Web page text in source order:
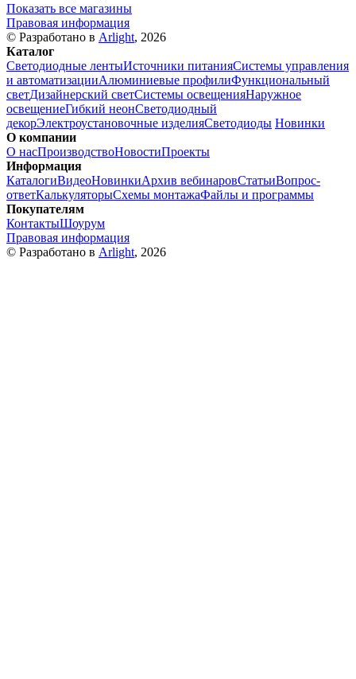
Показать все магазины
Правовая информация
© Разработано в Arlight, 2026
Каталог
Светодиодные лентыИсточники питанияСистемы управления
и автоматизацииАлюминиевые профилиФункциональный
светДизайнерский светСистемы освещенияНаружное
освещениеГибкий неонСветодиодный
декорЭлектроустановочные изделияСветодиоды Новинки
О компании
О насПроизводствоНовостиПроекты
Информация
КаталогиВидеоНовинкиАрхив вебинаровСтатьиВопрос-
ответКалькуляторыСхемы монтажаФайлы и программы
Покупателям
КонтактыШоурум
Правовая информация
© Разработано в Arlight, 2026